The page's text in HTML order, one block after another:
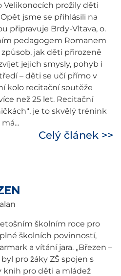
Velikonocích prožily děti
jsme se přihlásili na
připravuje Brdy-Vltava, o.
pedagogem Romanem
jak děti přirozeně
jejich smysly, pohyb i
– děti se učí přímo v
kolo recitační soutěže
než 25 let. Recitační
je to skvělý trénink
Celý článek >>
školním roce pro
školních povinností,
a vítání jara. „Březen –
pro žáky ZŠ spojen s
knih pro děti a mládež